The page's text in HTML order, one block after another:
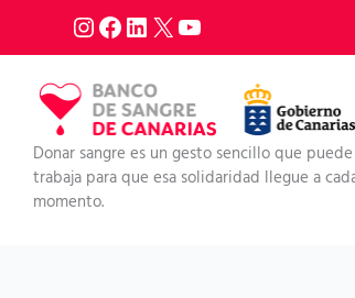
al
contenido
Donar sangre es un gesto sencillo que
trabaja para que esa solidaridad llegue a
momento.